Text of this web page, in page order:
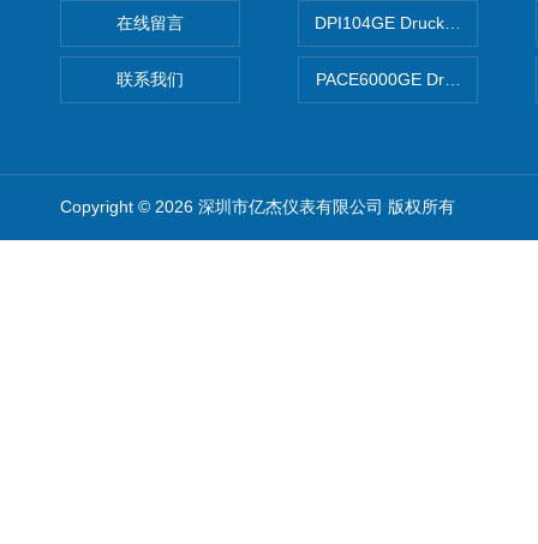
在线留言
联系我们
DPI104GE Druck德鲁克
PACE6000GE Druck德鲁克
Copyright © 2026 深圳市亿杰仪表有限公司 版权所有